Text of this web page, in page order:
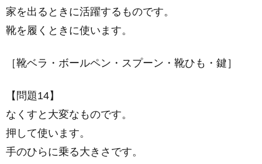
家を出るときに活躍するものです。
靴を履くときに使います。
［靴ベラ・ボールペン・スプーン・靴ひも・鍵］
【問題14】
なくすと大変なものです。
押して使います。
手のひらに乗る大きさです。